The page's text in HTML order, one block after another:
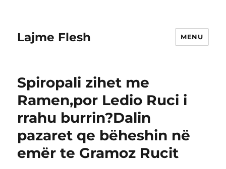
Lajme Flesh MENU
Spiropali zihet me
Ramen,por Ledio Ruci i
rrahu burrin?Dalin
pazaret qe bëheshin në
emër te Gramoz Rucit